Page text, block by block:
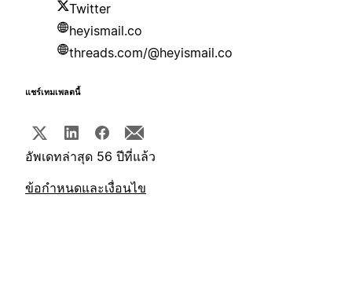
Twitter
heyismail.co
threads.com/@heyismail.co
แชร์เทมเพลตนี้
อัพเดทล่าสุด 56 ปีที่แล้ว
ข้อกำหนดและเงื่อนไข